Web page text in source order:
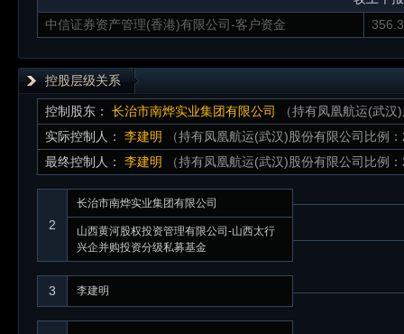
中信证券资产管理(香港)有限公司-客户资金
控股层级关系
控制股东： 长治市南烨实业集团有限公司
（持有凤凰航运(武
实际控制人：
李建明
（持有凤凰航运(武汉)股份有限公司比例
最终控制人：
李建明 （持有凤凰航运(武汉)股份有限公司比例
2
长治市南烨实业集团有限公司
山西黄河股权投资管理有限公司-山西太行
兴企并购投资分级私募基金
3 李建明